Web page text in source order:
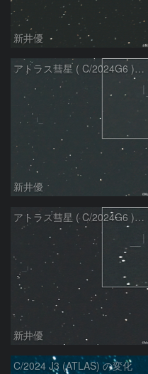
新井優
アトラス彗星 ( C/2024G6 )：2026/07/09
新井優
アトラス彗星 ( C/2024G6 )：2026/07/08
新井優
C/2024 J3 (ATLAS) の変化